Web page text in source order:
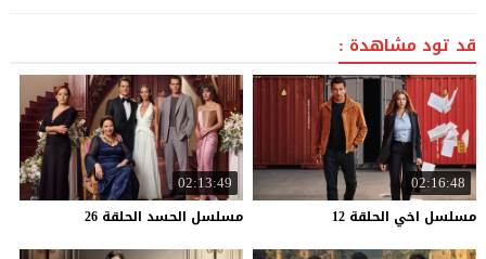
قد تود مشاهدة :
02:16:48
مسلسل اخي الحلقة 12
02:13:49
مسلسل الحسد الحلقة 26